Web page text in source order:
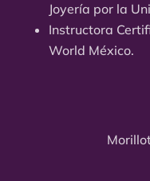
Joyería por la
Instructora
World México.